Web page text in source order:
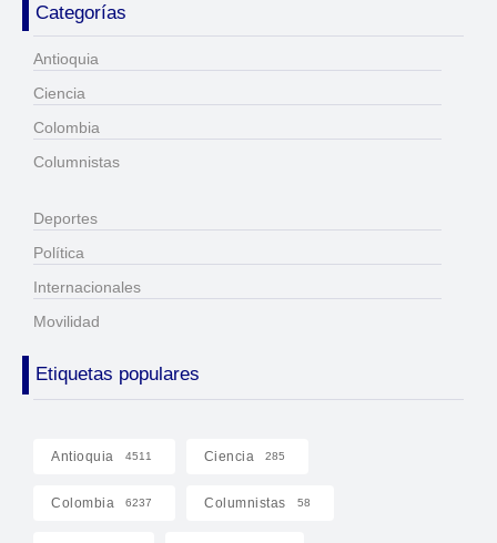
Categorías
Antioquia
Ciencia
Colombia
Columnistas
Deportes
Política
Internacionales
Movilidad
Etiquetas populares
Antioquia 4511 Ciencia 285
Colombia 6237 Columnistas 58